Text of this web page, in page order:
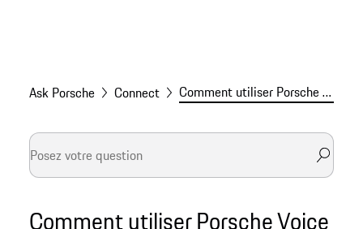
Ask Porsche Connect Comment utiliser Porsche Voice Pilot ?
Comment utiliser Porsche Voice